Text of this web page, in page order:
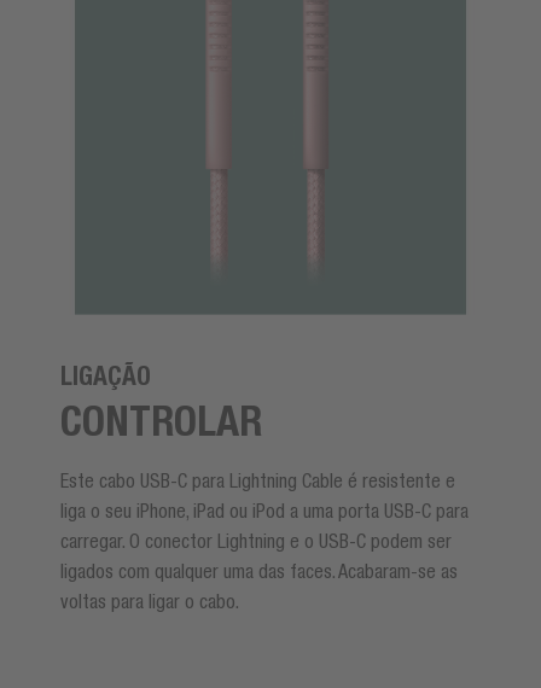
LIGAÇÃO
CONTROLAR
Este cabo USB-C para Lightning Cable é resistente e
liga o seu iPhone, iPad ou iPod a uma porta USB-C para
carregar. O conector Lightning e o USB-C podem ser
ligados com qualquer uma das faces. Acabaram-se as
voltas para ligar o cabo.